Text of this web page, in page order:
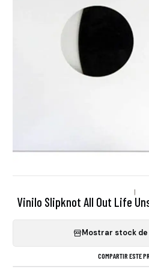
|
Vinilo Slipknot All Out Life
Mostrar stock
COMPARTIR ESTE